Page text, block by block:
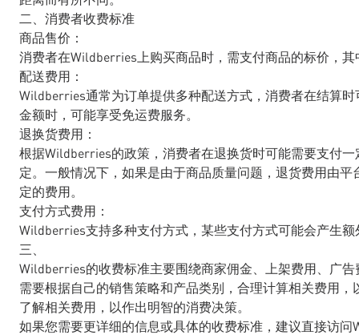
二、消费者收费标准
商品售价：
消费者在Wildberries上购买商品时，需支付商品的标价，
配送费用：
Wildberries通常为订单提供多种配送方式，消费者在结算
金额时，可能享受免运费服务。
退换货费用：
根据Wildberries的政策，消费者在退换货时可能需要支付
定。一般情况下，如果是由于商品质量问题，退货费用由
定的费用。
支付方式费用：
Wildberries支持多种支付方式，某些支付方式可能会产生
三、
Wildberries的收费标准主要围绕商家佣金、上架费用、广
需要根据自己的销售策略和产品类别，合理计算相关费用
了解相关费用，以作出明智的消费决策。
如果您需要更详细的信息或具体的收费标准，建议直接访